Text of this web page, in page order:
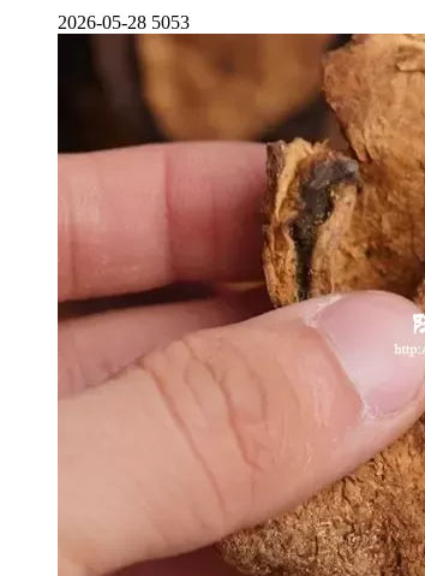
2026-05-28 5053